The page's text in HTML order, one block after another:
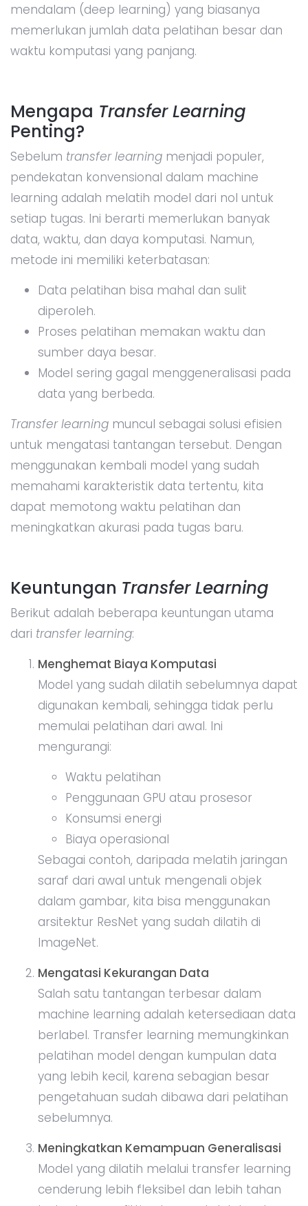
mendalam (deep learning) yang biasanya
memerlukan jumlah data pelatihan besar dan
waktu komputasi yang panjang.
Mengapa Transfer Learning
Penting?
Sebelum transfer learning menjadi populer,
pendekatan konvensional dalam machine
learning adalah melatih model dari nol untuk
setiap tugas. Ini berarti memerlukan banyak
data, waktu, dan daya komputasi. Namun,
metode ini memiliki keterbatasan:
Data pelatihan bisa mahal dan sulit
diperoleh.
Proses pelatihan memakan waktu dan
sumber daya besar.
Model sering gagal menggeneralisasi pada
data yang berbeda.
Transfer learning muncul sebagai solusi efisien
untuk mengatasi tantangan tersebut. Dengan
menggunakan kembali model yang sudah
memahami karakteristik data tertentu, kita
dapat memotong waktu pelatihan dan
meningkatkan akurasi pada tugas baru.
Keuntungan Transfer Learning
Berikut adalah beberapa keuntungan utama
dari transfer learning:
Menghemat Biaya Komputasi
Model yang sudah dilatih sebelumnya dapat
digunakan kembali, sehingga tidak perlu
memulai pelatihan dari awal. Ini
mengurangi:
Waktu pelatihan
Penggunaan GPU atau prosesor
Konsumsi energi
Biaya operasional
Sebagai contoh, daripada melatih jaringan
saraf dari awal untuk mengenali objek
dalam gambar, kita bisa menggunakan
arsitektur ResNet yang sudah dilatih di
ImageNet.
Mengatasi Kekurangan Data
Salah satu tantangan terbesar dalam
machine learning adalah ketersediaan data
berlabel. Transfer learning memungkinkan
pelatihan model dengan kumpulan data
yang lebih kecil, karena sebagian besar
pengetahuan sudah dibawa dari pelatihan
sebelumnya.
Meningkatkan Kemampuan Generalisasi
Model yang dilatih melalui transfer learning
cenderung lebih fleksibel dan lebih tahan